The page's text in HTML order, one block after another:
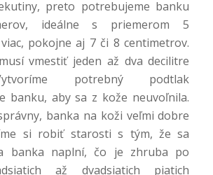
preto potrebujeme banku
ideálne s priemerom 5
pokojne aj 7 či 8 centimetrov.
vmestiť jeden až dva decilitre
potrebný podtlak
banku, aby sa z kože neuvoľnila.
banka na koži veľmi dobre
si robiť starosti s tým, že sa
banka naplní, čo je zhruba po
až dvadsiatich piatich